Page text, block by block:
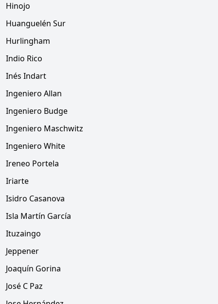
Hinojo
Huanguelén Sur
Hurlingham
Indio Rico
Inés Indart
Ingeniero Allan
Ingeniero Budge
Ingeniero Maschwitz
Ingeniero White
Ireneo Portela
Iriarte
Isidro Casanova
Isla Martín García
Ituzaingo
Jeppener
Joaquín Gorina
José C Paz